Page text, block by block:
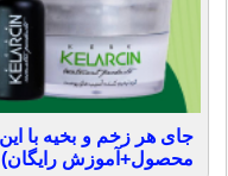
محصول+آموزش رایگان)